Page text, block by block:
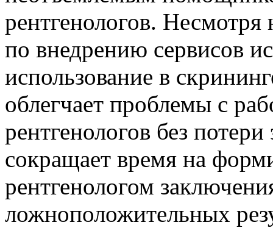
рентгенологов.
по внедрению сервисов
использование в
облегчает проблемы с
рентгенологов без
сокращает время на
рентгенологом
ложноположительных